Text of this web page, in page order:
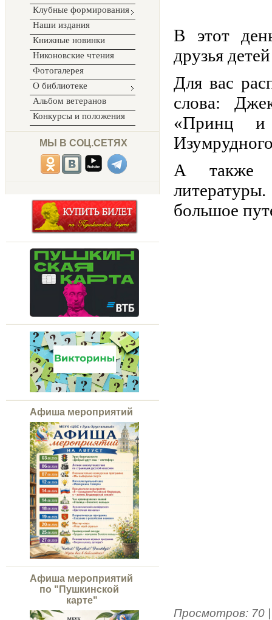
Клубные формирования
Наши издания
Книжные новинки
Никоновские чтения
Фотогалерея
О библиотеке
Альбом ветеранов
Конкурсы и положения
МЫ В СОЦ.СЕТЯХ
Афиша мероприятий
Афиша мероприятий
по "Пушкинской
карте"
В этот
друзья
Для вас
слова:
«Принц
А также
большое
Просмотров: 70